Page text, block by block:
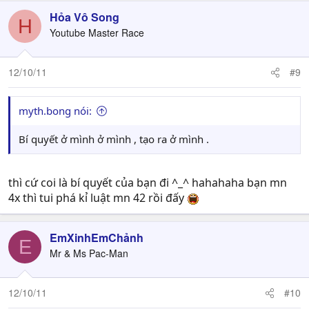
H Hỏa Vô Song
Youtube Master Race
12/10/11 #9
myth.bong nói:
Bí quyết ở mình ở mình , tạo ra ở mình .
thì cứ coi là bí quyết của bạn đi ^_^ hahahaha bạn mn
4x thì tui phá kỉ luật mn 42 rồi đấy
E EmXinhEmChảnh
Mr & Ms Pac-Man
12/10/11 #10